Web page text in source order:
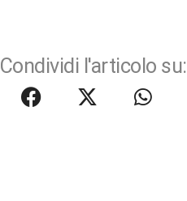
Condividi l'articolo su: